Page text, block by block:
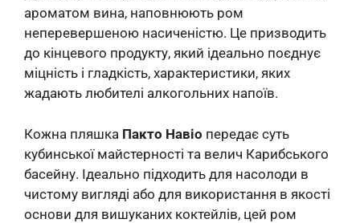
ароматом вина, наповнюють ром
неперевершеною насиченістю. Це призводить
до кінцевого продукту, який ідеально поєднує
міцність і гладкість, характеристики, яких
жадають любителі алкогольних напоїв.
Кожна пляшка Пакто Навіо передає суть
кубинської майстерності та велич Карибського
басейну. Ідеально підходить для насолоди в
чистому вигляді або для використання в якості
основи для вишуканих коктейлів, цей ром